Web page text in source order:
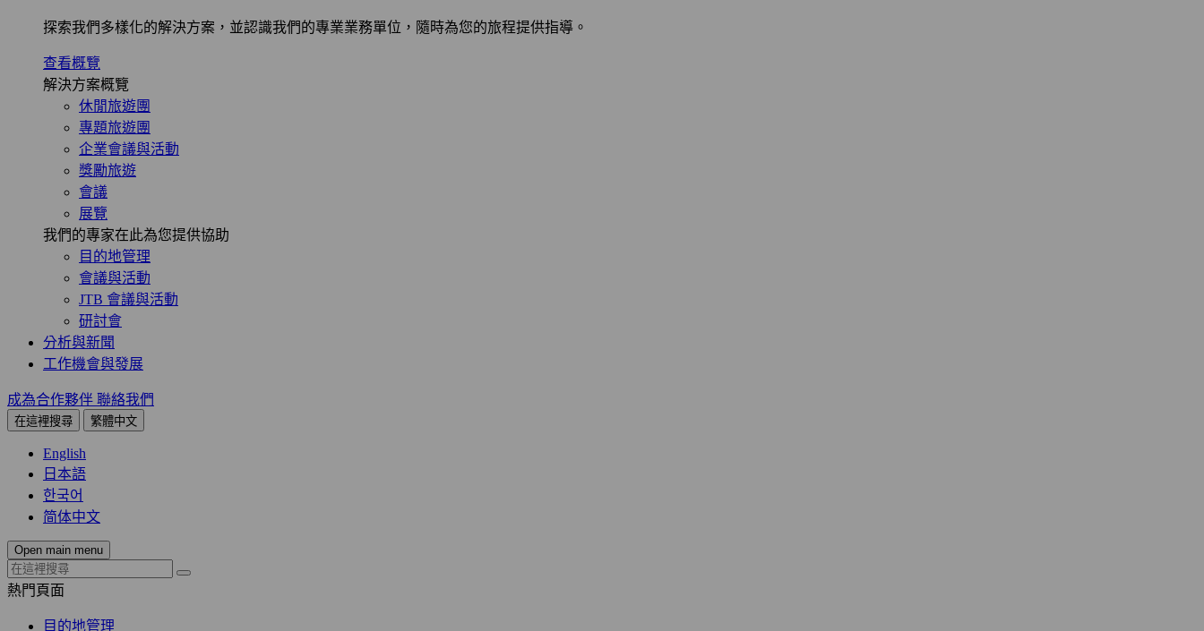
探索我們多樣化的解決方案，並認識我們的專業業務單位，隨時為您的旅程提供指導。
查看概覽
解決方案概覽
休閒旅遊團
專題旅遊團
企業會議與活動
獎勵旅遊
會議
展覽
我們的專家在此為您提供協助
目的地管理
會議與活動
JTB 會議與活動
研討會
分析與新聞
工作機會與發展
成為合作夥伴 聯絡我們
在這裡搜尋 繁體中文
English
日本語
한국어
简体中文
Open main menu
熱門頁面
目的地管理